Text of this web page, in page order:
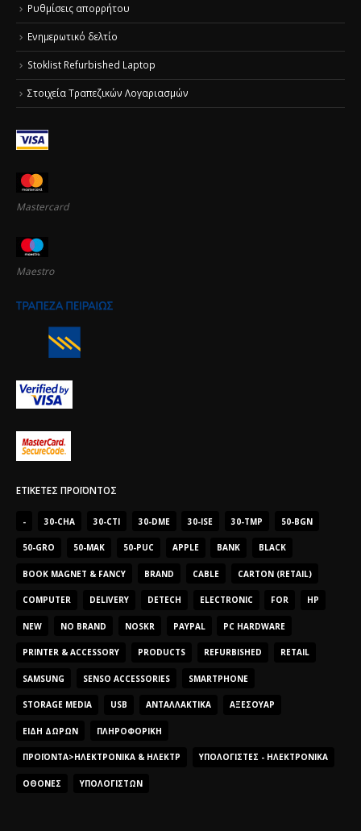
Ρυθμίσεις απορρήτου
Ενημερωτικό δελτίο
Stoklist Refurbished Laptop
Στοιχεία Τραπεζικών Λογαριασμών
Mastercard
Maestro
ΕΤΙΚΈΤΕΣ ΠΡΟΪΌΝΤΟΣ
- 30-CHA 30-CTI 30-DME 30-ISE 30-TMP 50-BGN
50-GRO 50-MAK 50-PUC APPLE BANK BLACK
BOOK MAGNET & FANCY BRAND CABLE CARTON (RETAIL)
COMPUTER DELIVERY DETECH ELECTRONIC FOR HP
NEW NO BRAND NOSKR PAYPAL PC HARDWARE
PRINTER & ACCESSORY PRODUCTS REFURBISHED RETAIL
SAMSUNG SENSO ACCESSORIES SMARTPHONE
STORAGE MEDIA USB ΑΝΤΑΛΛΑΚΤΙΚΆ ΑΞΕΣΟΥΆΡ
ΕΊΔΗ ΔΏΡΩΝ ΠΛΗΡΟΦΟΡΙΚΉ
ΠΡΟΪΌΝΤΑ>ΗΛΕΚΤΡΟΝΙΚΆ & ΗΛΕΚΤΡ ΥΠΟΛΟΓΙΣΤΈΣ - ΗΛΕΚΤΡΟΝΙΚΆ
ΟΘΌΝΕΣ ΥΠΟΛΟΓΙΣΤΏΝ